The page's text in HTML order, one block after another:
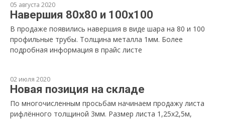
05 августа 2020
Навершия 80х80 и 100х100
В продаже появились навершия в виде шара на 80 и 100
профильные трубы. Толщина металла 1мм. Более
подробная информация в прайс листе
02 июля 2020
Новая позиция на складе
По многочисленным просьбам начинаем продажу листа
рифлённого толщиной 3мм. Размер листа 1,25х2,5м,